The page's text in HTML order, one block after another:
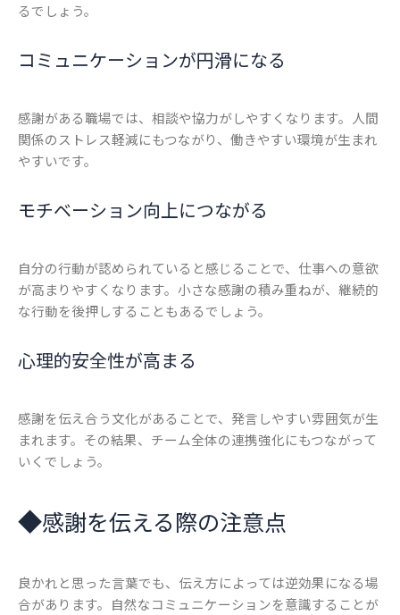
るでしょう。
コミュニケーションが円滑になる
感謝がある職場では、相談や協力がしやすくなります。人間
関係のストレス軽減にもつながり、働きやすい環境が生まれ
やすいです。
モチベーション向上につながる
自分の行動が認められていると感じることで、仕事への意欲
が高まりやすくなります。小さな感謝の積み重ねが、継続的
な行動を後押しすることもあるでしょう。
心理的安全性が高まる
感謝を伝え合う文化があることで、発言しやすい雰囲気が生
まれます。その結果、チーム全体の連携強化にもつながって
いくでしょう。
◆感謝を伝える際の注意点
良かれと思った言葉でも、伝え方によっては逆効果になる場
合があります。自然なコミュニケーションを意識することが